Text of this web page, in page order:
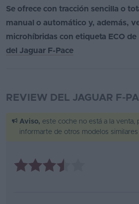
Se ofrece con tracción sencilla o
manual o automático y, además,
microhíbridas con etiqueta ECO de
del Jaguar F-Pace
REVIEW DEL JAGUAR F-
Aviso, este coche no está a la venta,
informarte de otros modelos similares